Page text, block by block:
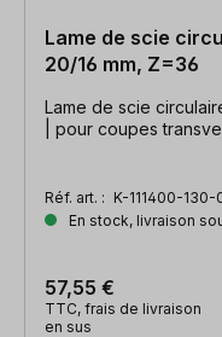
Lame de scie
20/16 mm, Z=36
Lame de scie
| pour coupes
Réf. art. : K-111400-130-
En stock, livraison
57,55 €
TTC, frais de livraison
en sus